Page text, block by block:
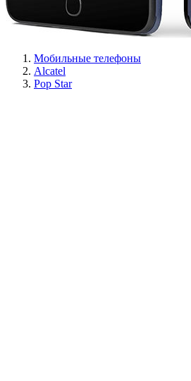
Мобильные телефоны
Alcatel
Pop Star